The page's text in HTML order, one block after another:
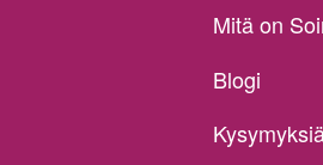
Mitä on
Blogi